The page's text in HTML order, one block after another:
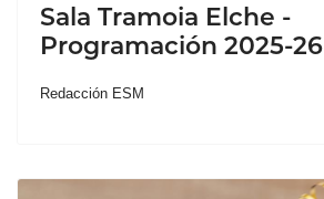
Sala Tramoia Elche -
Programación 2025-26
Redacción ESM